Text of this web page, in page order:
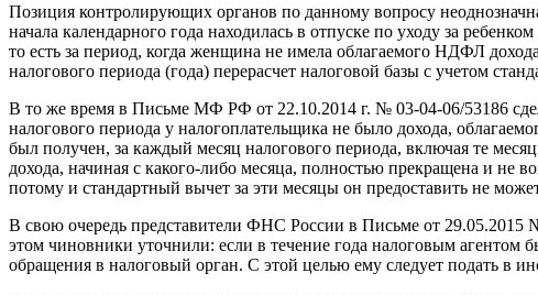
Позиция контролирующих органов по данному вопросу
начала календарного года находилась в отпуске по уходу за
то есть за период, когда женщина не имела облагаемого НДФЛ
налогового периода (года) перерасчет налоговой базы с учетом
В то же время в Письме МФ РФ от 22.10.2014 г. № 03-04-06/53186
налогового периода у налогоплательщика не было дохода,
был получен, за каждый месяц налогового периода, включая те
дохода, начиная с какого-либо месяца, полностью прекращена и не
потому и стандартный вычет за эти месяцы он предоставить не
В свою очередь представители ФНС России в Письме от 29.05.2015
этом чиновники уточнили: если в течение года налоговым агентом
обращения в налоговый орган. С этой целью ему следует подать